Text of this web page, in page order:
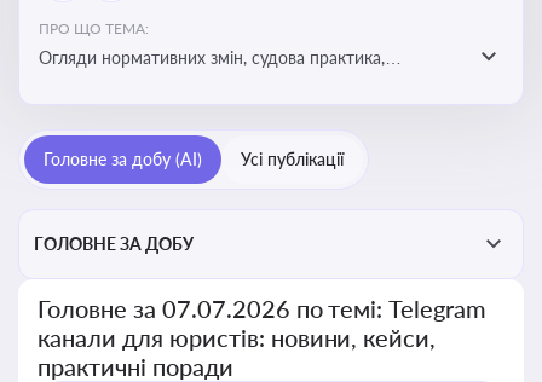
ПРО ЩО ТЕМА:
Огляди нормативних змін, судова практика,
каналах
Головне за добу (AI) Усі публікації
ГОЛОВНЕ ЗА ДОБУ
Головне за 07.07.2026 по темі: Telegram
канали для юристів: новини, кейси,
практичні поради